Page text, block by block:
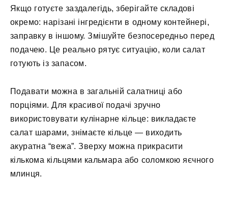
Якщо готуєте заздалегідь, зберігайте складові
окремо: нарізані інгредієнти в одному контейнері,
заправку в іншому. Змішуйте безпосередньо перед
подачею. Це реально рятує ситуацію, коли салат
готують із запасом.
Подавати можна в загальній салатниці або
порціями. Для красивої подачі зручно
використовувати кулінарне кільце: викладаєте
салат шарами, знімаєте кільце — виходить
акуратна “вежа”. Зверху можна прикрасити
кількома кільцями кальмара або соломкою яєчного
млинця.